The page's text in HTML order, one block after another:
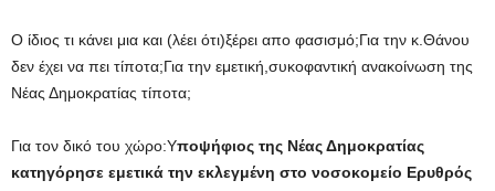
Ο ίδιος τι κάνει μια και (λέει ότι)ξέρει απο φασισμό;Για την κ.Θάνου
δεν έχει να πει τίποτα;Για την εμετική,συκοφαντική ανακοίνωση της
Νέας Δημοκρατίας τίποτα;
Για τον δικό του χώρο:Υποψήφιος της Νέας Δημοκρατίας
κατηγόρησε εμετικά την εκλεγμένη στο νοσοκομείο Ερυθρός